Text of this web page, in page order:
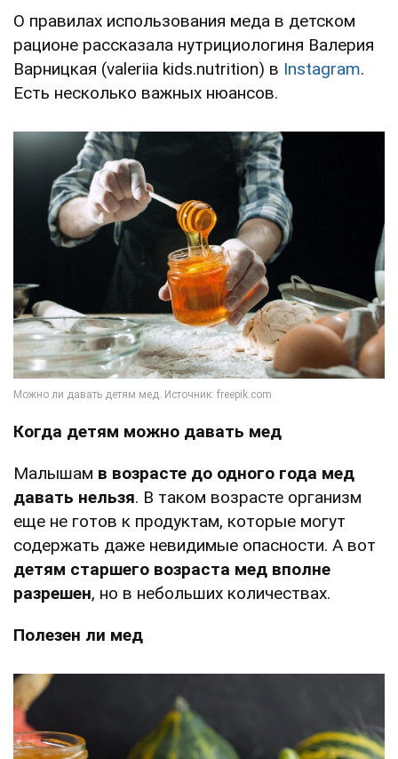
О правилах использования меда в детском
рационе рассказала нутрициологиня Валерия
Варницкая (valeriia kids.nutrition) в Instagram.
Есть несколько важных нюансов.
Когда детям можно давать мед
Малышам в возрасте до одного года мед
давать нельзя. В таком возрасте организм
еще не готов к продуктам, которые могут
содержать даже невидимые опасности. А вот
детям старшего возраста мед вполне
разрешен, но в небольших количествах.
Полезен ли мед